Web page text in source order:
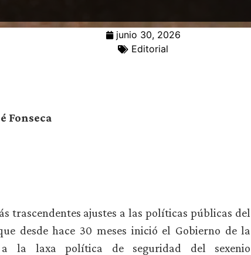
junio 30, 2026
Editorial
Fonseca
trascendentes ajustes a las políticas públicas del
desde hace 30 meses inició el Gobierno de la
a la laxa política de seguridad del sexenio